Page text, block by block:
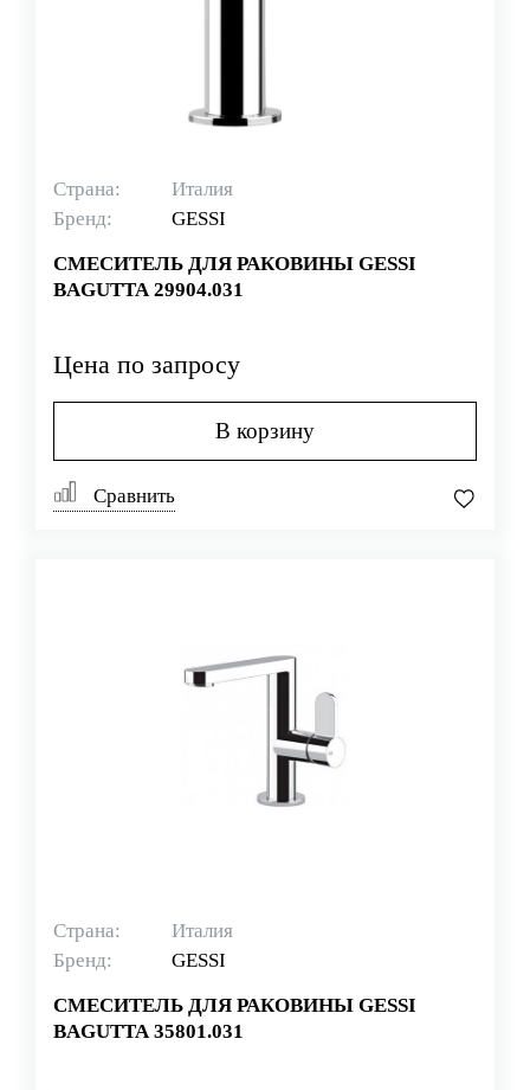
Страна:
Италия
Бренд:
GESSI
СМЕСИТЕЛЬ ДЛЯ РАКОВИНЫ GESSI
BAGUTTA 29904.031
Цена по запросу
В корзину
Сравнить
Страна:
Италия
Бренд:
GESSI
СМЕСИТЕЛЬ ДЛЯ РАКОВИНЫ GESSI
BAGUTTA 35801.031